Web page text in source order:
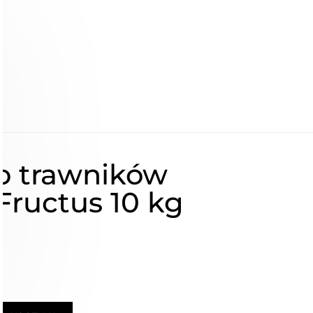
trawników
10 kg